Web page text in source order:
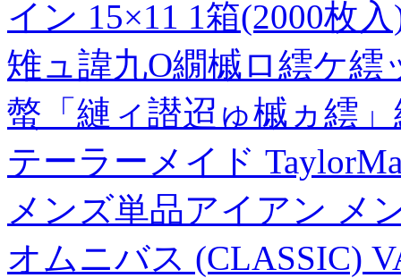
イン 15×11 1箱(2000枚
雉ュ諱九Ο繝槭ロ繧ケ繧
螫「縺ィ譛迢ゅ槭ヵ繧
テーラーメイド
メンズ単品アイアン メ
オムニバス (CLASSIC)